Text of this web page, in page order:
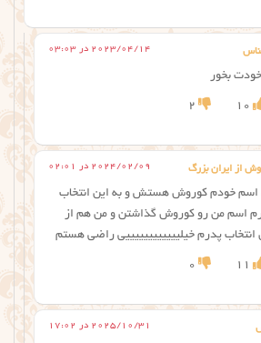
2023/04/14 در 03:03
بخور
10
2
از ایران بزرگ 2024/02/09 در 02:01
اسم خودم کوروش هستش و به این انتخاب
اسم من رو کوروش گذاشتن و من هم از
انتخاب پدرم خیلییییییییییییی راضی هستم
11
0
2025/10/31 در 17:02